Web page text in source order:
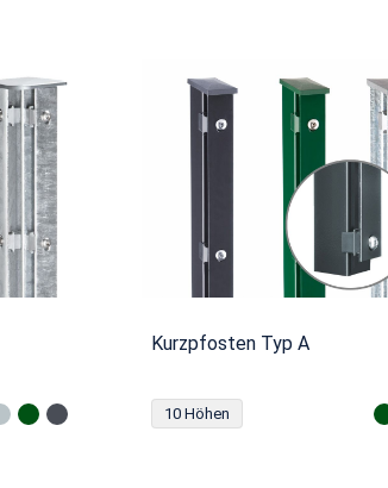
Kurzpfosten Typ A
10 Höhen